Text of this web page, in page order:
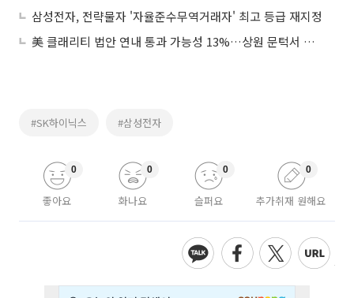
삼성전자, 전략물자 '자율준수무역거래자' 최고 등급 재지정
美 클래리티 법안 연내 통과 가능성 13%…상원 문턱서 제동
#SK하이닉스 #삼성전자
좋아요
0
화나요
0
슬퍼요
0
추가취재 원해요
0